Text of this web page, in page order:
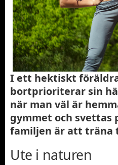
I ett hektiskt
bortprioriterar sin
när man väl är
gymmet och
familjen är att träna
Ute i naturen